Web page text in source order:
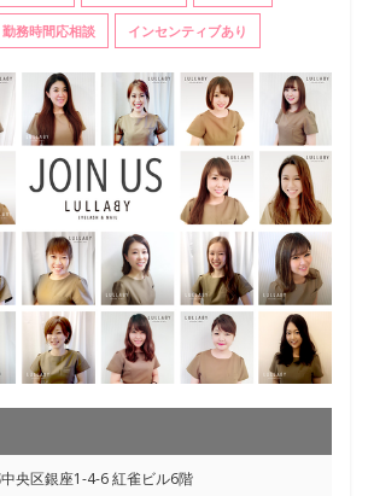
勤務時間応相談 インセンティブあり
央区銀座1-4-6 紅雀ビル6階